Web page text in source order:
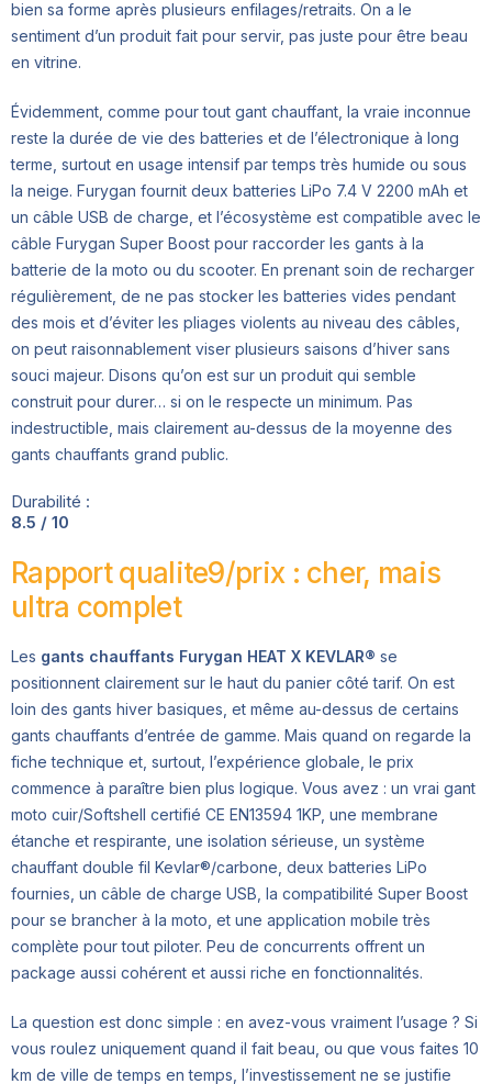
bien sa forme après plusieurs enfilages/retraits. On a le
sentiment d’un produit fait pour servir, pas juste pour être beau
en vitrine.
Évidemment, comme pour tout gant chauffant, la vraie inconnue
reste la durée de vie des batteries et de l’électronique à long
terme, surtout en usage intensif par temps très humide ou sous
la neige. Furygan fournit deux batteries LiPo 7.4 V 2200 mAh et
un câble USB de charge, et l’écosystème est compatible avec le
câble Furygan Super Boost pour raccorder les gants à la
batterie de la moto ou du scooter. En prenant soin de recharger
régulièrement, de ne pas stocker les batteries vides pendant
des mois et d’éviter les pliages violents au niveau des câbles,
on peut raisonnablement viser plusieurs saisons d’hiver sans
souci majeur. Disons qu’on est sur un produit qui semble
construit pour durer… si on le respecte un minimum. Pas
indestructible, mais clairement au-dessus de la moyenne des
gants chauffants grand public.
Durabilité :
8.5 / 10
Rapport qualite9/prix : cher, mais
ultra complet
Les gants chauffants Furygan HEAT X KEVLAR® se
positionnent clairement sur le haut du panier côté tarif. On est
loin des gants hiver basiques, et même au-dessus de certains
gants chauffants d’entrée de gamme. Mais quand on regarde la
fiche technique et, surtout, l’expérience globale, le prix
commence à paraître bien plus logique. Vous avez : un vrai gant
moto cuir/Softshell certifié CE EN13594 1KP, une membrane
étanche et respirante, une isolation sérieuse, un système
chauffant double fil Kevlar®/carbone, deux batteries LiPo
fournies, un câble de charge USB, la compatibilité Super Boost
pour se brancher à la moto, et une application mobile très
complète pour tout piloter. Peu de concurrents offrent un
package aussi cohérent et aussi riche en fonctionnalités.
La question est donc simple : en avez-vous vraiment l’usage ? Si
vous roulez uniquement quand il fait beau, ou que vous faites 10
km de ville de temps en temps, l’investissement ne se justifie